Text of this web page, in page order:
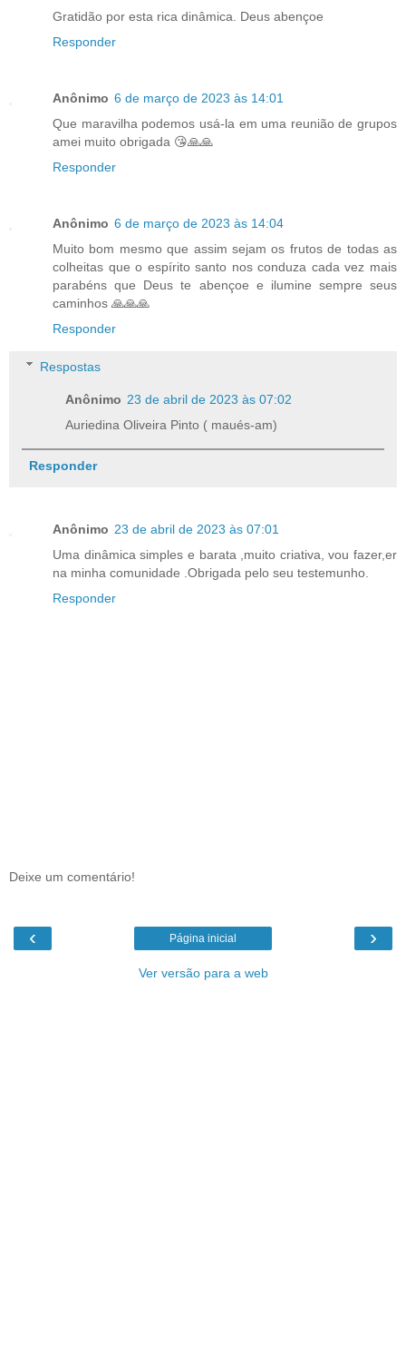
Gratidão por esta rica dinâmica. Deus abençoe
Responder
Anônimo 6 de março de 2023 às 14:01
Que maravilha podemos usá-la em uma reunião de grupos
amei muito obrigada 😘🙏🙏
Responder
Anônimo 6 de março de 2023 às 14:04
Muito bom mesmo que assim sejam os frutos de todas as
colheitas que o espírito santo nos conduza cada vez mais
parabéns que Deus te abençoe e ilumine sempre seus
caminhos 🙏🙏🙏
Responder
Respostas
Anônimo 23 de abril de 2023 às 07:02
Auriedina Oliveira Pinto ( maués-am)
Responder
Anônimo 23 de abril de 2023 às 07:01
Uma dinâmica simples e barata ,muito criativa, vou fazer,er
na minha comunidade .Obrigada pelo seu testemunho.
Responder
Deixe um comentário!
‹ ›
Página inicial
Ver versão para a web